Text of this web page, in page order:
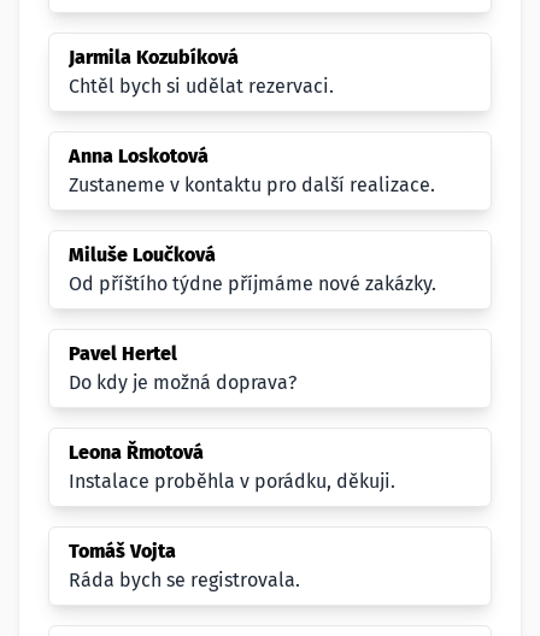
Jarmila Kozubíková
Chtěl bych si udělat rezervaci.
Anna Loskotová
Zustaneme v kontaktu pro další realizace.
Miluše Loučková
Od příštího týdne příjmáme nové zakázky.
Pavel Hertel
Do kdy je možná doprava?
Leona Řmotová
Instalace proběhla v porádku, děkuji.
Tomáš Vojta
Ráda bych se registrovala.